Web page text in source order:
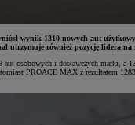
wynik 1310 nowych aut
utrzymuje również pozycję lidera
osobowych i dostawczych marki,
PROACE MAX z rezultatem